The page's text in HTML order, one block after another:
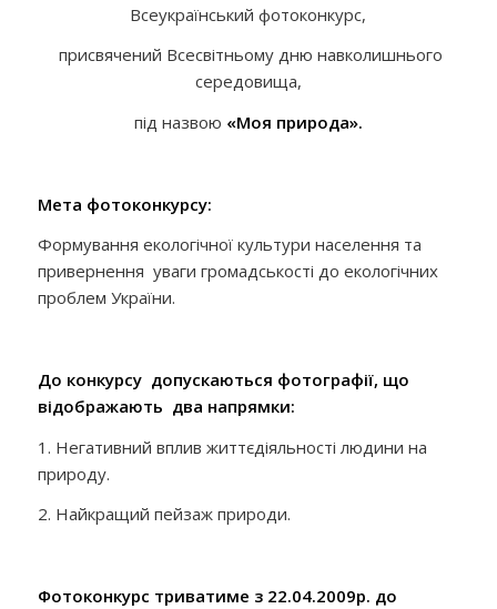
Всеукраїнський фотоконкурс,
присвячений Всесвітньому дню навколишнього
середовища,
під назвою «Моя природа».
Мета фотоконкурсу:
Формування екологічної культури населення та
привернення уваги громадськості до екологічних
проблем України.
До конкурсу допускаються фотографії, що
відображають два напрямки:
1. Негативний вплив життєдіяльності людини на
природу.
2. Найкращий пейзаж природи.
Фотоконкурс триватиме з 22.04.2009р. до